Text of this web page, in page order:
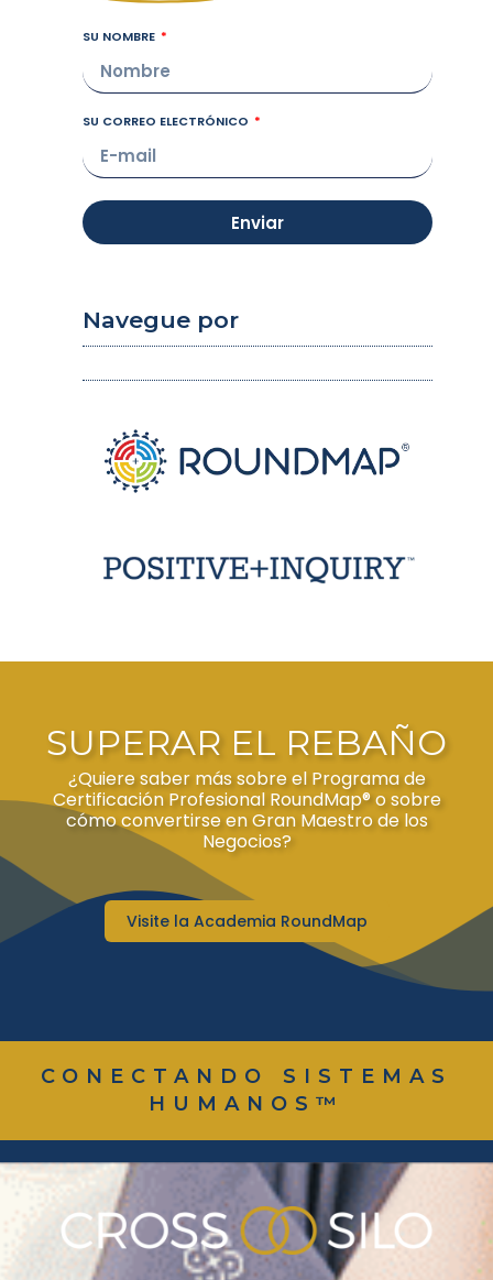
SU NOMBRE
SU CORREO ELECTRÓNICO
Enviar
Navegue por
SUPERAR EL REBAÑO
¿Quiere saber más sobre el Programa de
Certificación Profesional RoundMap® o sobre
cómo convertirse en Gran Maestro de los
Negocios?
Visite la Academia RoundMap
CONECTANDO SISTEMAS
HUMANOS™